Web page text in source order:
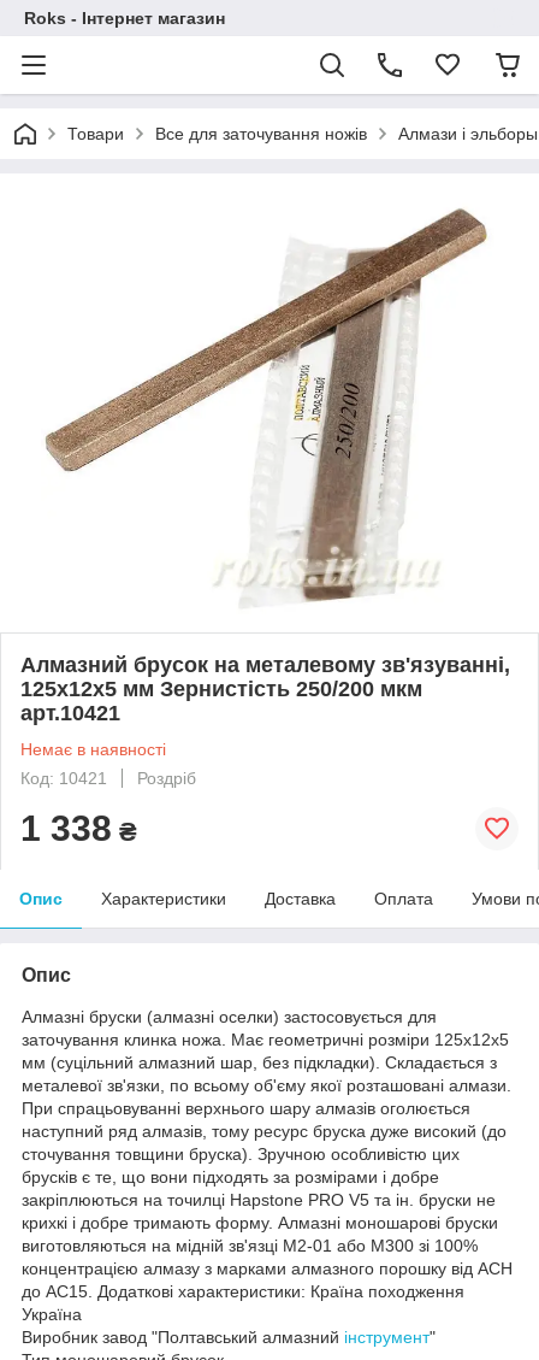
Roks - Інтернет магазин
Товари Все для заточування ножів Алмази і эльборы
Алмазний брусок на металевому зв'язуванні,
125х12х5 мм Зернистість 250/200 мкм
арт.10421
Немає в наявності
Код: 10421
Роздріб
1 338 ₴
Опис Характеристики Доставка Оплата Умови
Опис
Алмазні бруски (алмазні оселки) застосовується для
заточування клинка ножа. Має геометричні розміри 125х12х5
мм (суцільний алмазний шар, без підкладки). Складається з
металевої зв'язки, по всьому об'єму якої розташовані алмази.
При спрацьовуванні верхнього шару алмазів оголюється
наступний ряд алмазів, тому ресурс бруска дуже високий (до
сточування товщини бруска). Зручною особливістю цих
брусків є те, що вони підходять за розмірами і добре
закріплюються на точилці Hapstone PRO V5 та ін. бруски не
крихкі і добре тримають форму. Алмазні моношарові бруски
виготовляються на мідній зв'язці М2-01 або М300 зі 100%
концентрацією алмазу з марками алмазного порошку від АСН
до АС15. Додаткові характеристики: Країна походження
Україна
Виробник завод "Полтавський алмазний інструмент"